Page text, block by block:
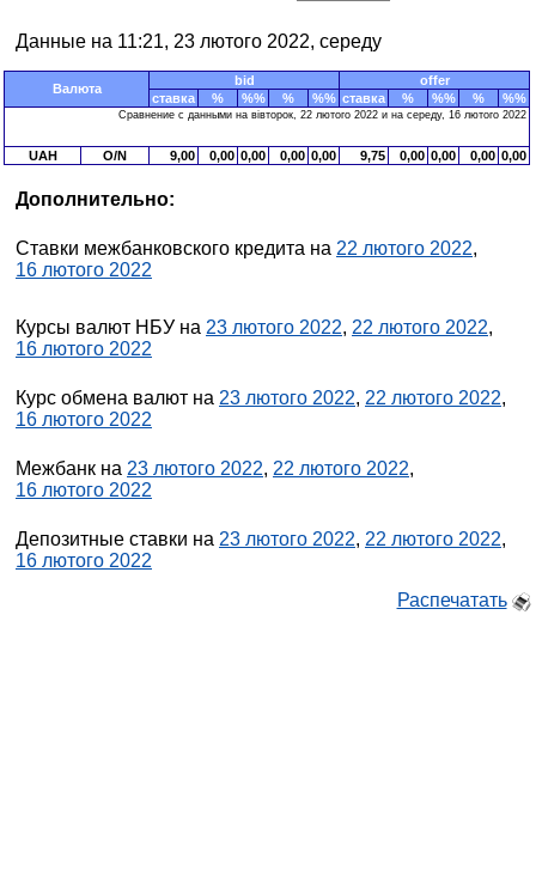
Данные на 11:21, 23 лютого 2022, середу
Валюта
bid
offer
ставка
% %% % %% ставка % %% % %%
Сравнение с данными на вівторок, 22 лютого 2022 и на середу, 16 лютого 2022
UAH O/N 9,00 0,00 0,00 0,00 0,00 9,75 0,00 0,00 0,00 0,00
Дополнительно:
Ставки межбанковского кредита на 22 лютого 2022,
16 лютого 2022
Курсы валют НБУ на 23 лютого 2022, 22 лютого 2022,
16 лютого 2022
Курс обмена валют на 23 лютого 2022, 22 лютого 2022,
16 лютого 2022
Межбанк на 23 лютого 2022, 22 лютого 2022,
16 лютого 2022
Депозитные ставки на 23 лютого 2022, 22 лютого 2022,
16 лютого 2022
Распечатать